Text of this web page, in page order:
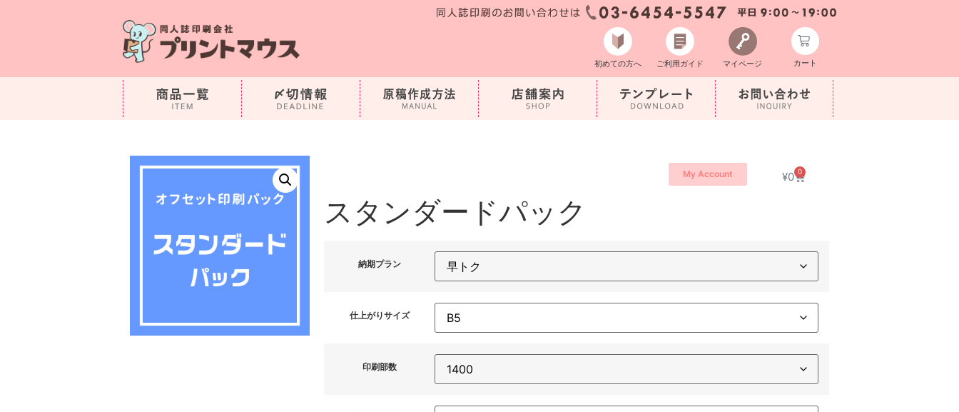
初めての方へ ご利用ガイド マイページ カート
My Account ¥0 0
スタンダードパック
納期プラン
仕上がりサイズ
印刷部数